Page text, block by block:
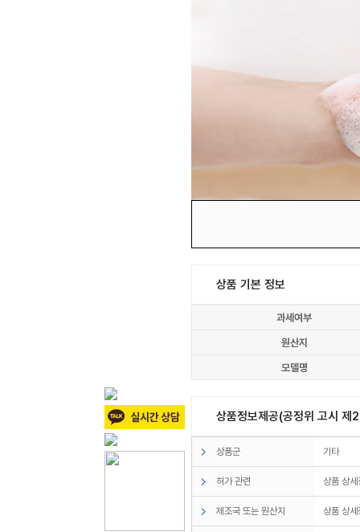
상품 기본 정보
과세여부
원산지
모델명
상품정보제공(공정위 고시
상품군 기타
허가 관련 상품 상
제조국 또는 원산지 상품 상